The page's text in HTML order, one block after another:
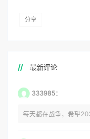
分享
最新评论
333985：
每天都在战争，希望